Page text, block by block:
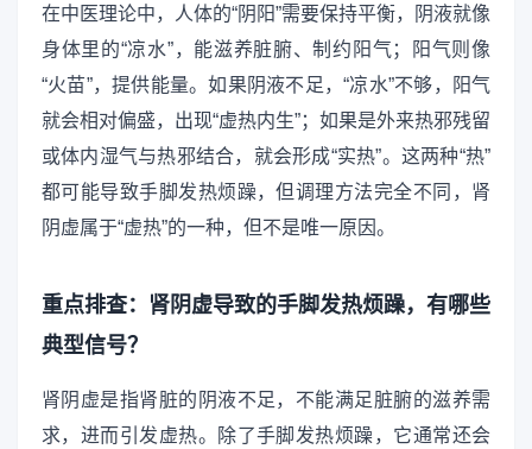
在中医理论中，人体的“阴阳”需要保持平衡，阴液就像
身体里的“凉水”，能滋养脏腑、制约阳气；阳气则像
“火苗”，提供能量。如果阴液不足，“凉水”不够，阳气
就会相对偏盛，出现“虚热内生”；如果是外来热邪残留
或体内湿气与热邪结合，就会形成“实热”。这两种“热”
都可能导致手脚发热烦躁，但调理方法完全不同，肾
阴虚属于“虚热”的一种，但不是唯一原因。
重点排查：肾阴虚导致的手脚发热烦躁，有哪些
典型信号？
肾阴虚是指肾脏的阴液不足，不能满足脏腑的滋养需
求，进而引发虚热。除了手脚发热烦躁，它通常还会